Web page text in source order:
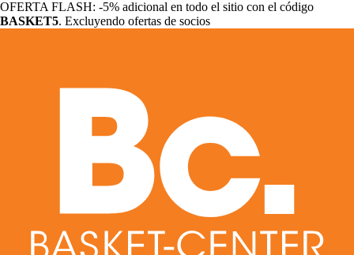
OFERTA FLASH: -5% adicional en todo el sitio con el código
BASKET5. Excluyendo ofertas de socios